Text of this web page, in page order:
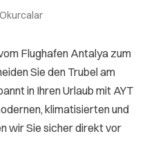
Okurcalar
Flughafen Antalya zum
Sie den Trubel am
in Ihren Urlaub mit AYT
klimatisierten und
wir Sie sicher direkt vor